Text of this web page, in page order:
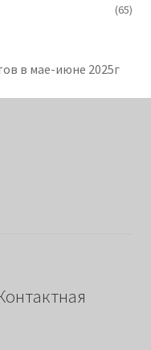
(65)
в мае-июне 2025г